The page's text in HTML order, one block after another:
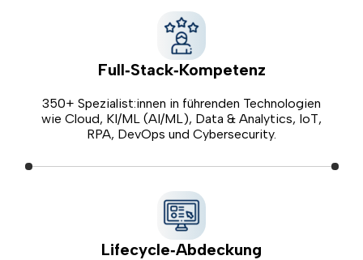
Full‑Stack‑Kompetenz
350+ Spezialist:innen in führenden Technologien
wie Cloud, KI/ML (AI/ML), Data & Analytics, IoT,
RPA, DevOps und Cybersecurity.
Lifecycle‑Abdeckung